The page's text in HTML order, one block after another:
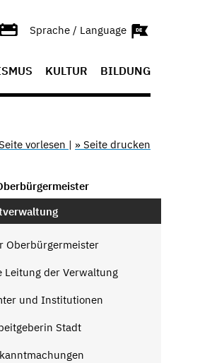
Sprache / Language
KULTUR BILDUNG
vorlesen | » Seite drucken
Oberbürgermeister
Leitung der Verwaltung
und Institutionen
Stadt